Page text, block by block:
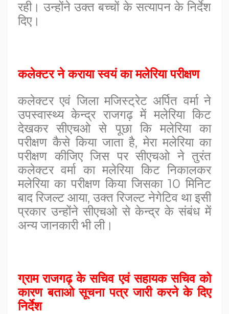
रही। उन्होंने उक्त बच्चों के सत्यापन के निर्देश
दिए।
कलेक्टर ने कराया स्वयं का मलेरिया परीक्षण
कलेक्टर एवं जिला मजिस्ट्रेट अर्पित वर्मा ने
उपस्वास्थ्य केन्द्र राजगढ़ में मलेरिया किट
देखकर सीएचओ से पूछा कि मलेरिया का
परीक्षण कैसे किया जाता है, मेरा मलेरिया का
परीक्षण कीजिए जिस पर सीएचओ ने तुरंत
कलेक्टर वर्मा का मलेरिया किट निकालकर
मलेरिया का परीक्षण किया जिसका 10 मिनिट
बाद रिजल्ट आया, उक्त रिजल्ट नेगेटिव था इसी
प्रकार उन्होंने सीएचओ से केन्द्र के संबंध में
अन्य जानकारी भी ली।
ग्राम राजगढ़ के सचिव एवं सहायक सचिव को
कारण बताओ सूचना पत्र जारी करने के दिए
निर्देश